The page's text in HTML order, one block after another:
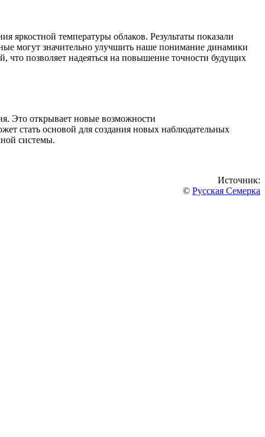
яркостной температуры облаков. Результаты показали
могут значительно улучшить наше понимание динамики
позволяет надеяться на повышение точности будущих
Это открывает новые возможности
стать основой для создания новых наблюдательных
системы.
Источник:
© Русская Семерка